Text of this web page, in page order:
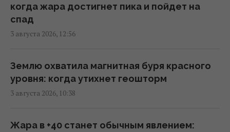
10:47 четверг, 06 августа 2026
Вместо расширения ЕС: экс-депутат
новый союз
09:29 четверг, 06 августа 2026
нехватки ракет для ПВО, – WP
когда жара достигнет пика и пойдет на
спад
3 августа 2026, 12:56
Землю охватила магнитная буря красного
уровня: когда утихнет геошторм
3 августа 2026, 10:38
Жара в +40 станет обычным явлением: